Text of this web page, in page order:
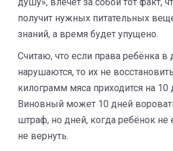
получит нужных питательных
знаний, а время будет упущено.
Считаю, что если права ребёнка в
нарушаются, то их не
килограмм мяса приходится на 10
Виновный может 10 дней
штраф, но дней, когда ребёнок не
не вернуть.